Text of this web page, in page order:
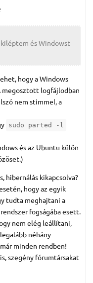
és Windowst
hogy a Windows
megosztott logfájlodban
nem stimmel, a
sudo parted -l
és az Ubuntu külön
hibernálás kikapcsolva?
hogy az egyik
tudta meghajtani a
fogságába esett.
nem elég leállítani,
néhány
minden rendben!
szegény fórumtársakat